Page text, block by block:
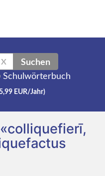
X Suchen
Schulwörterbuch
EUR/Jahr)